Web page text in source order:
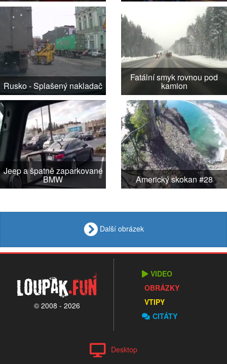
Rusko - Splašený nakladač
Fatální smyk rovnou pod
kamion
Jeep a špatně zaparkované
BMW Americký skokan #28
Další obrázek
Loupak.fun
© 2008 - 2026
VIDEO
OBRÁZKY
VTIPY
CITÁTY
Desktop